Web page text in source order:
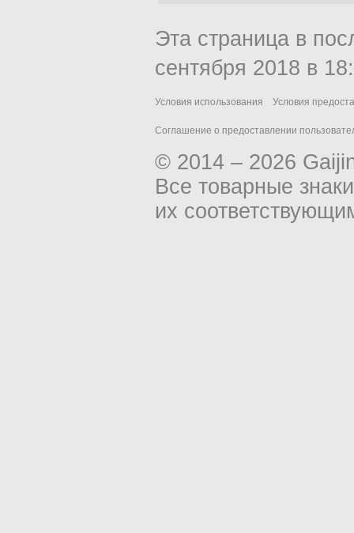
Эта страница в
сентября 2018 в
Условия использования Условия
Соглашение о предоставлении
© 2014 – 2026
Все товарные
их